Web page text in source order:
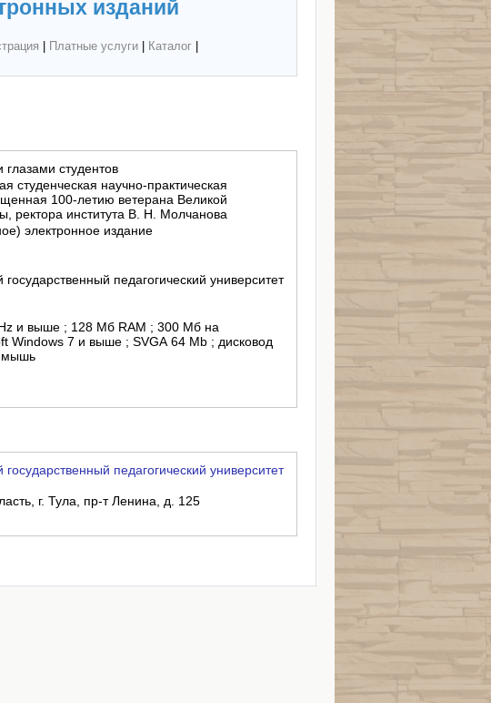
изданий
Платные услуги| Каталог|
студентов
студенческая научно-практическая
100-летию ветерана Великой
ректора института В. Н. Молчанова
электронное издание
педагогический университет
и выше ; 128 Мб RAM ; 300 Мб на
Windows 7 и выше ; SVGA 64 Mb ; дисковод
мышь
педагогический университет
г. Тула, пр-т Ленина, д. 125